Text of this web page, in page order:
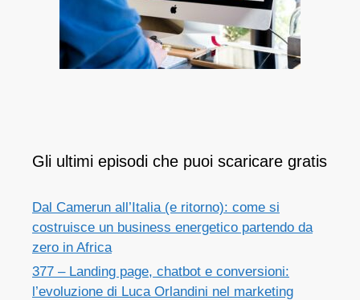
Gli ultimi episodi che puoi scaricare gratis
Dal Camerun all’Italia (e ritorno): come si
costruisce un business energetico partendo da
zero in Africa
377 – Landing page, chatbot e conversioni:
l’evoluzione di Luca Orlandini nel marketing